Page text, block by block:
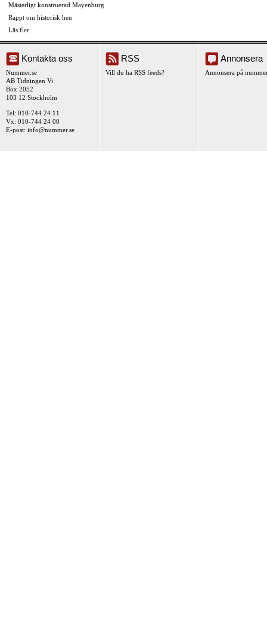
Mästerligt konstruerad Mayenburg
Rappt om historisk hen
Läs fler
Kontakta oss
Nummer.se
AB Tidningen Vi
Box 2052
103 12 Stockholm
Tel: 010-744 24 11
Vx: 010-744 24 00
E-post: info@nummer.se
RSS
Vill du ha RSS feeds?
Annonsera
Annonsera på